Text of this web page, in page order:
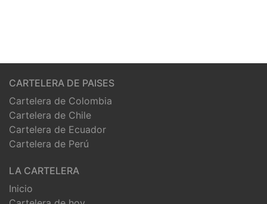
CARTELERA DE PAISES
Cartelera de Colombia
Cartelera de Chile
Cartelera de Ecuador
Cartelera de Perú
LA CARTELERA
Inicio